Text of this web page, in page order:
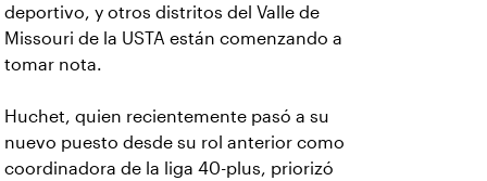
deportivo, y otros distritos del Valle de
Missouri de la USTA están comenzando a
tomar nota.
Huchet, quien recientemente pasó a su
nuevo puesto desde su rol anterior como
coordinadora de la liga 40-plus, priorizó